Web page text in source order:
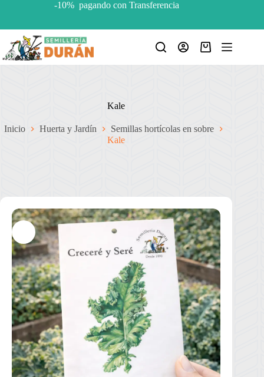
-10% pagando con Transferencia
Carro
Kale
Inicio Huerta y Jardín
Semillas hortícolas en sobre
Kale